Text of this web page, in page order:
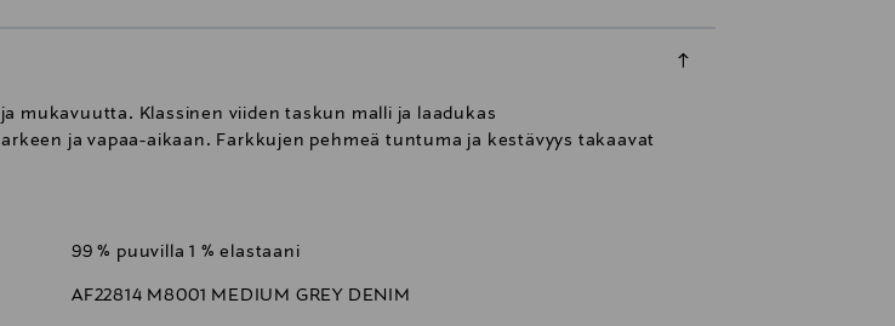
mukavuutta. Klassinen viiden taskun malli ja laadukas
ja vapaa-aikaan. Farkkujen pehmeä tuntuma ja kestävyys takaavat
99 % puuvilla 1 % elastaani
AF22814 M8001 MEDIUM GREY DENIM